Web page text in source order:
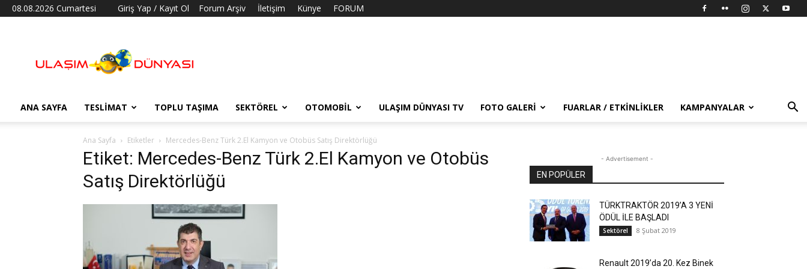
08.08.2026 Cumartesi Giriş Yap / Kayıt Ol Forum Arşiv İletişim Künye FORUM
Dünyası
ANA SAYFA TESLIMAT TOPLU TAŞIMA SEKTÖREL OTOMOBIL ULAŞIM DÜNYASI TV FOTO GALERI FUARLAR / ETKINLIKLER KAMPANYALAR
Ana Sayfa Etiketler Mercedes-Benz Türk 2.El Kamyon ve Otobüs Satış Direktörlüğü
Etiket: Mercedes-Benz Türk 2.El Kamyon ve Otobüs
Satış Direktörlüğü
- Advertisement -
EN POPÜLER
TÜRKTRAKTÖR 2019’A 3 YENİ
ÖDÜL İLE BAŞLADI
Sektörel 8 Şubat 2019
Renault 2019’da 20. Kez Binek